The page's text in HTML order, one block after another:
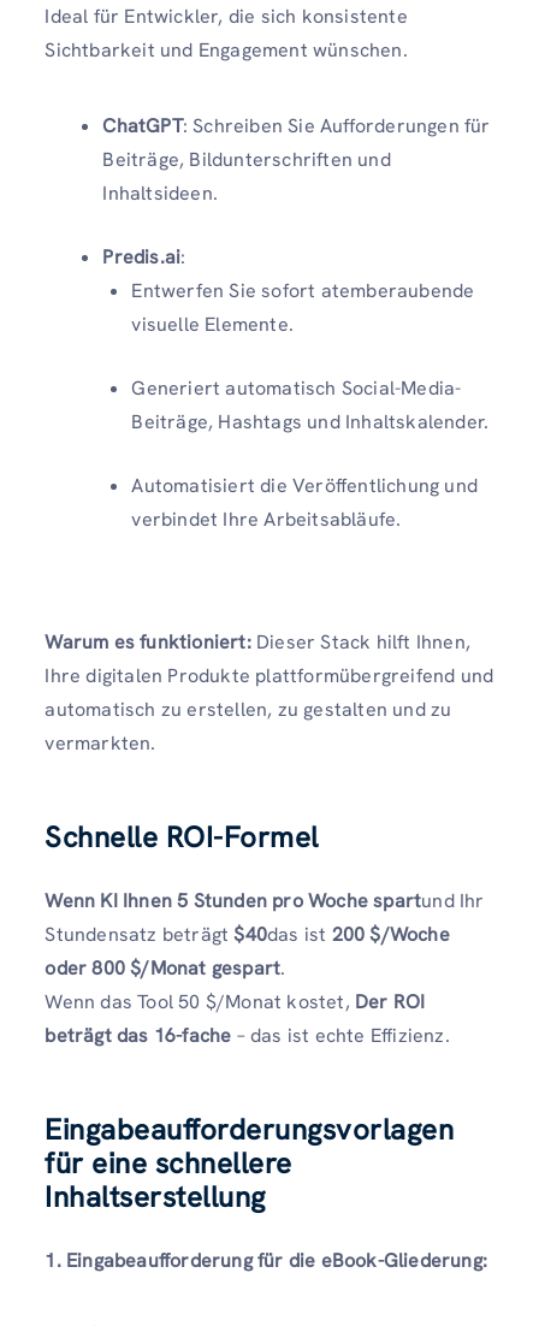
Ideal für Entwickler, die sich konsistente
Sichtbarkeit und Engagement wünschen.
ChatGPT: Schreiben Sie Aufforderungen für
Beiträge, Bildunterschriften und
Inhaltsideen.
Predis.ai:
Entwerfen Sie sofort atemberaubende
visuelle Elemente.
Generiert automatisch Social-Media-
Beiträge, Hashtags und Inhaltskalender.
Automatisiert die Veröffentlichung und
verbindet Ihre Arbeitsabläufe.
Warum es funktioniert:Dieser Stack hilft Ihnen,
Ihre digitalen Produkte plattformübergreifend und
automatisch zu erstellen, zu gestalten und zu
vermarkten.
Schnelle ROI-Formel
Wenn KI Ihnen 5 Stunden pro Woche spartund Ihr
Stundensatz beträgt$40das ist 200 $/Woche
oder 800 $/Monat gespart.
Wenn das Tool 50 $/Monat kostet, Der ROI
beträgt das 16-fache – das ist echte Effizienz.
Eingabeaufforderungsvorlagen
für eine schnellere
Inhaltserstellung
1. Eingabeaufforderung für die eBook-Gliederung: